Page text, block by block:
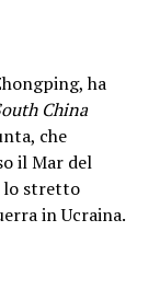
ha
China
che
il Mar del
lo stretto
in Ucraina.